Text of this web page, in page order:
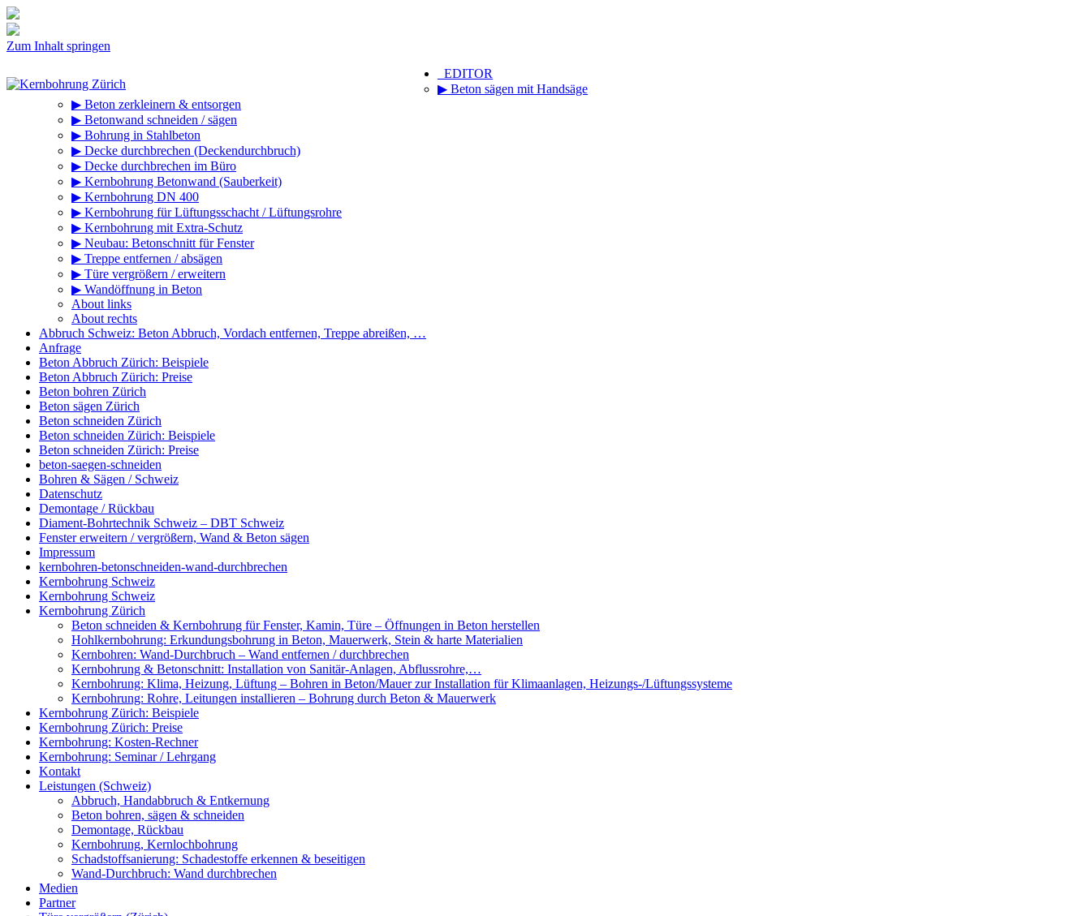
Zum Inhalt springen
_EDITOR
▶ Beton sägen mit Handsäge
▶ Beton zerkleinern & entsorgen
▶ Betonwand schneiden / sägen
▶ Bohrung in Stahlbeton
▶ Decke durchbrechen (Deckendurchbruch)
▶ Decke durchbrechen im Büro
▶ Kernbohrung Betonwand (Sauberkeit)
▶ Kernbohrung DN 400
▶ Kernbohrung für Lüftungsschacht / Lüftungsrohre
▶ Kernbohrung mit Extra-Schutz
▶ Neubau: Betonschnitt für Fenster
▶ Treppe entfernen / absägen
▶ Türe vergrößern / erweitern
▶ Wandöffnung in Beton
About links
About rechts
Abbruch Schweiz: Beton Abbruch, Vordach entfernen, Treppe abreißen, …
Anfrage
Beton Abbruch Zürich: Beispiele
Beton Abbruch Zürich: Preise
Beton bohren Zürich
Beton sägen Zürich
Beton schneiden Zürich
Beton schneiden Zürich: Beispiele
Beton schneiden Zürich: Preise
beton-saegen-schneiden
Bohren & Sägen / Schweiz
Datenschutz
Demontage / Rückbau
Diament-Bohrtechnik Schweiz – DBT Schweiz
Fenster erweitern / vergrößern, Wand & Beton sägen
Impressum
kernbohren-betonschneiden-wand-durchbrechen
Kernbohrung Schweiz
Kernbohrung Schweiz
Kernbohrung Zürich
Beton schneiden & Kernbohrung für Fenster, Kamin, Türe – Öffnungen in Beton herstellen
Hohlkernbohrung: Erkundungsbohrung in Beton, Mauerwerk, Stein & harte Materialien
Kernbohren: Wand-Durchbruch – Wand entfernen / durchbrechen
Kernbohrung & Betonschnitt: Installation von Sanitär-Anlagen, Abflussrohre,…
Kernbohrung: Klima, Heizung, Lüftung – Bohren in Beton/Mauer zur Installation für Klimaanlagen, Heizungs-/Lüftungssysteme
Kernbohrung: Rohre, Leitungen installieren – Bohrung durch Beton & Mauerwerk
Kernbohrung Zürich: Beispiele
Kernbohrung Zürich: Preise
Kernbohrung: Kosten-Rechner
Kernbohrung: Seminar / Lehrgang
Kontakt
Leistungen (Schweiz)
Abbruch, Handabbruch & Entkernung
Beton bohren, sägen & schneiden
Demontage, Rückbau
Kernbohrung, Kernlochbohrung
Schadstoffsanierung: Schadestoffe erkennen & beseitigen
Wand-Durchbruch: Wand durchbrechen
Medien
Partner